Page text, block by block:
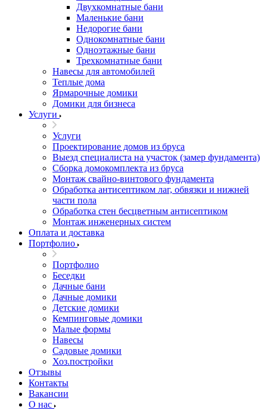
Двухкомнатные бани
Маленькие бани
Недорогие бани
Однокомнатные бани
Одноэтажные бани
Трехкомнатные бани
Навесы для автомобилей
Теплые дома
Ярмарочные домики
Домики для бизнеса
Услуги
Услуги
Проектирование домов из бруса
Выезд специалиста на участок (замер фундамента)
Сборка домокомплекта из бруса
Монтаж свайно-винтового фундамента
Обработка антисептиком лаг, обвязки и нижней
части пола
Обработка стен бесцветным антисептиком
Монтаж инженерных систем
Оплата и доставка
Портфолио
Портфолио
Беседки
Дачные бани
Дачные домики
Детские домики
Кемпинговые домики
Малые формы
Навесы
Садовые домики
Хоз.постройки
Отзывы
Контакты
Вакансии
О нас